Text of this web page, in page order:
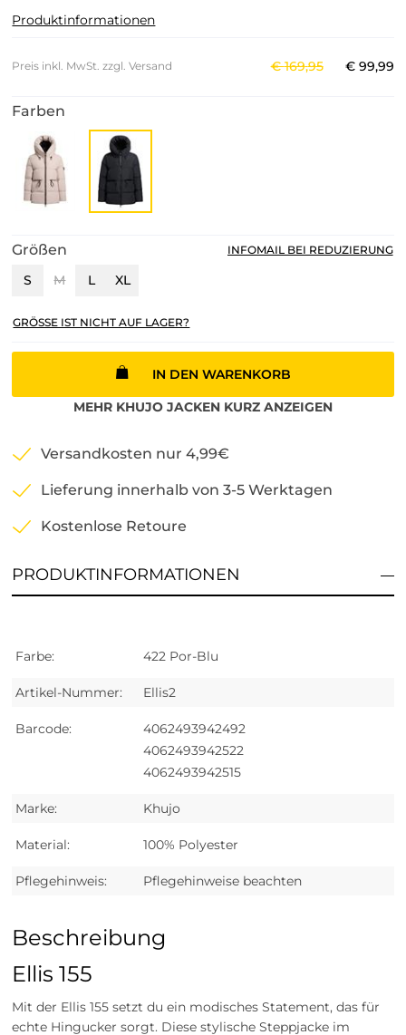
Produktinformationen
Preis inkl. MwSt. zzgl. Versand €169,95 € 99,99
Farben
Größen
S M L XL
INFOMAIL BEI REDUZIERUNG
GRÖSSE IST NICHT AUF LAGER?
IN DEN WARENKORB
MEHR KHUJO JACKEN KURZ ANZEIGEN
Versandkosten nur 4,99€
Lieferung innerhalb von 3-5 Werktagen
Kostenlose Retoure
PRODUKTINFORMATIONEN
Farbe: 422 Por-Blu
Artikel-Nummer: Ellis2
Barcode:
4062493942492
4062493942522
4062493942515
Marke: Khujo
Material: 100% Polyester
Pflegehinweis: Pflegehinweise beachten
Beschreibung
Ellis 155
Mit der Ellis 155 setzt du ein modisches Statement, das für
echte Hingucker sorgt. Diese stylische Steppjacke im